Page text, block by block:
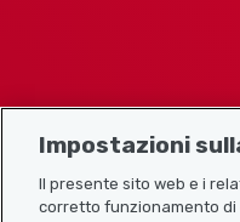
Impostazioni
Il presente sito web e i
corretto funzionamento di